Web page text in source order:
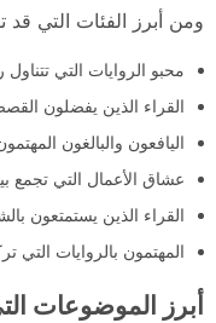
ومن أبرز الفئات التي قد
محبو الروايات التي
القراء الذين يفضلون
اليافعون والبالغون
عشاق الأعمال التي تجمع
القراء الذين يستمتعون
المهتمون بالروايات التي
أبرز الموضوعات